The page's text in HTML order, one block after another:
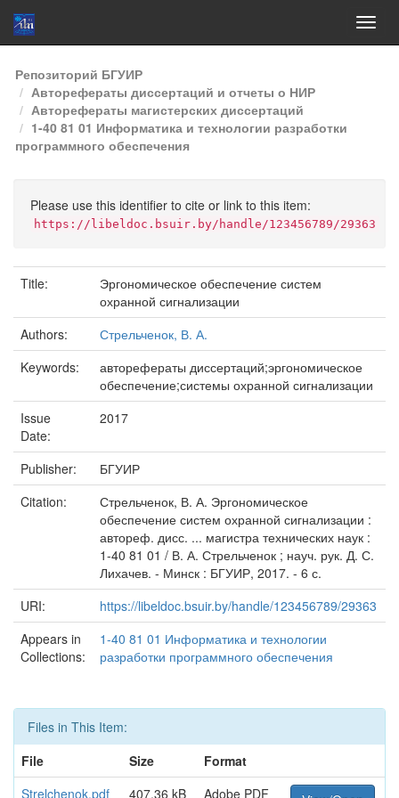
Skip
navigation
Репозиторий БГУИР
Авторефераты диссертаций и отчеты о НИР
Авторефераты магистерских диссертаций
1-40 81 01 Информатика и технологии разработки
программного обеспечения
Please use this identifier to cite or link to this item:
https://libeldoc.bsuir.by/handle/123456789/29363
Title:
Эргономическое обеспечение систем
охранной сигнализации
Authors:
Стрельченок, В. А.
Keywords:
авторефераты диссертаций;эргономическое
обеспечение;системы охранной сигнализации
Issue
Date:
2017
Publisher:
БГУИР
Citation:
Стрельченок, В. А. Эргономическое
обеспечение систем охранной сигнализации :
автореф. дисс. ... магистра технических наук :
1-40 81 01 / В. А. Стрельченок ; науч. рук. Д. С.
Лихачев. - Минск : БГУИР, 2017. - 6 с.
URI:
https://libeldoc.bsuir.by/handle/123456789/29363
Appears in
Collections:
1-40 81 01 Информатика и технологии
разработки программного обеспечения
Files in This Item:
File
Size
Format
Strelchenok.pdf
407.36 kB Adobe PDF